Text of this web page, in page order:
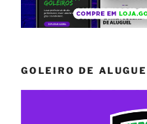
GOLEIRO DE